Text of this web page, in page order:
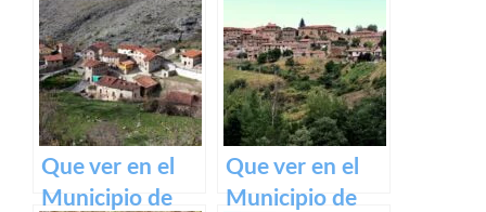
Que ver en el
Municipio de
Que ver en el
Municipio de